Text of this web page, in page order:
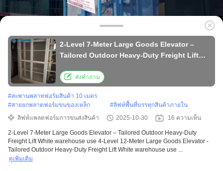
2-Level 7-Meter Large Goods Elevator –
Tailored Outdoor Heavy-Duty Freight Lift
ส่งคำถาม
#สะพานพลาทฟอร์มสินค้า 10 เมตร
#สายยกพลาตฟอร์มขนของเหล็ก #ลิฟท์พื้นที่บรรทุกสินค้าภายใน
ลิฟท์แพลตฟอร์มการขนส่งสินค้า
2025-10-30 16 ความเห็น
2-Level 7-Meter Large Goods Elevator – Tailored Outdoor Heavy-Duty
Freight Lift White warehouse use 4-Level 12-Meter Large Goods Elevator -
Tailored Outdoor Heavy-Duty Freight Lift White warehouse use ...
ดูเพิ่มเติม